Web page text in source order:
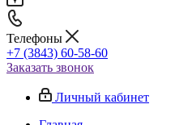
Телефоны
+7 (3843) 60-58-60
Заказать звонок
Личный кабинет